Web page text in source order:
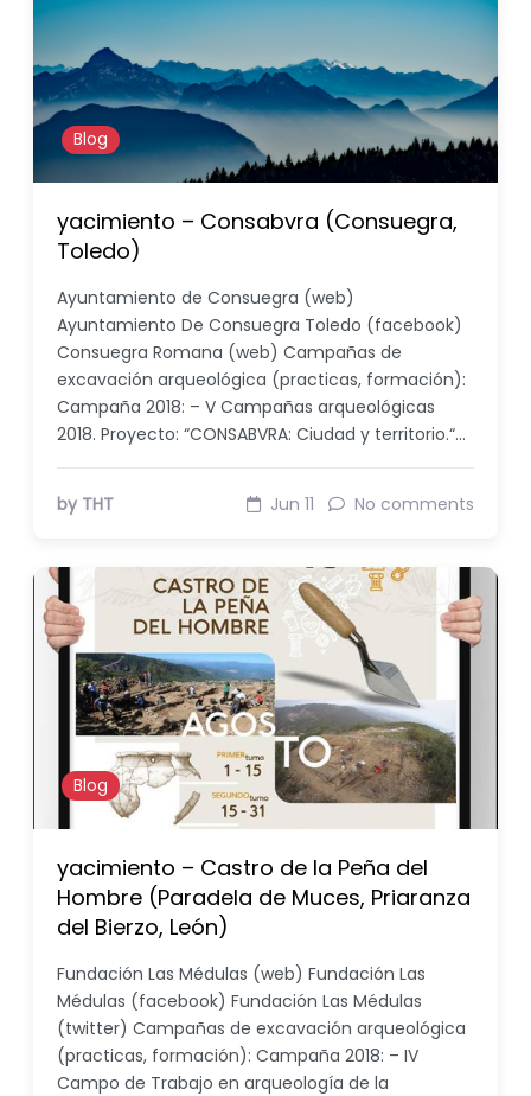
Blog
yacimiento – Consabvra (Consuegra,
Toledo)
Ayuntamiento de Consuegra (web)
Ayuntamiento De Consuegra Toledo (facebook)
Consuegra Romana (web) Campañas de
excavación arqueológica (practicas, formación):
Campaña 2018: – V Campañas arqueológicas
2018. Proyecto: “CONSABVRA: Ciudad y territorio.“…
by THT Jun 11 No comments
Blog
yacimiento – Castro de la Peña del
Hombre (Paradela de Muces, Priaranza
del Bierzo, León)
Fundación Las Médulas (web) Fundación Las
Médulas (facebook) Fundación Las Médulas
(twitter) Campañas de excavación arqueológica
(practicas, formación): Campaña 2018: – IV
Campo de Trabajo en arqueología de la